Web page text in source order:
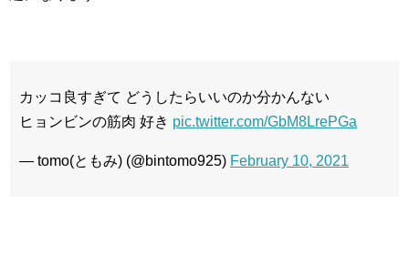
カッコ良すぎて どうしたらいいのか分かんない
ヒョンビンの筋肉 好き pic.twitter.com/GbM8LrePGa
— tomo(ともみ) (@bintomo925) February 10, 2021